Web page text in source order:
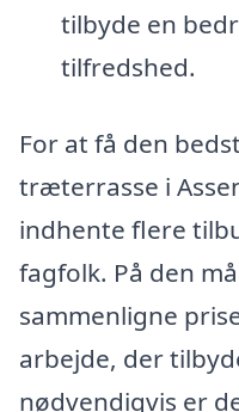
tilbyde en
tilfredshed.
For at få den
træterrasse i
indhente flere
fagfolk. På den
sammenligne
arbejde, der
nødvendigvis er